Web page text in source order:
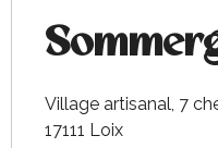
Village artisanal, 7
17111 Loix